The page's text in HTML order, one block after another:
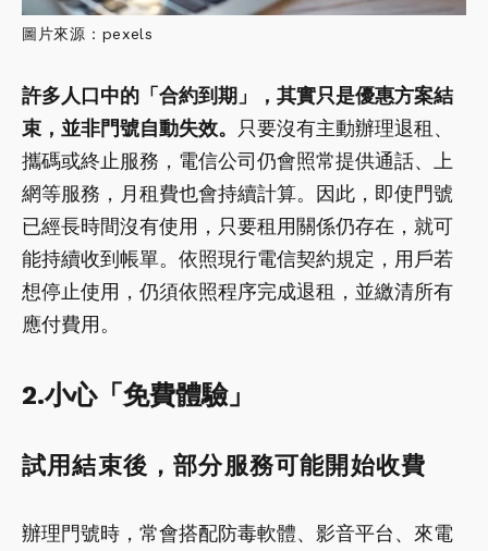
圖片來源：pexels
許多人口中的「合約到期」，其實只是優惠方案結
束，並非門號自動失效。
只要沒有主動辦理退租、
攜碼或終止服務，電信公司仍會照常提供通話、上
網等服務，月租費也會持續計算。因此，即使門號
已經長時間沒有使用，只要租用關係仍存在，就可
能持續收到帳單。依照現行電信契約規定，用戶若
想停止使用，仍須依照程序完成退租，並繳清所有
應付費用。
2.小心「免費體驗」
試用結束後，部分服務可能開始收費
辦理門號時，常會搭配防毒軟體、影音平台、來電